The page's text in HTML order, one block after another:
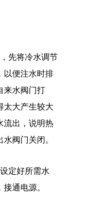
先将冷水调节
以便注水时排
来水阀门打
太大产生较大
流出，说明热
阀门关闭。
定好所需水
通电源。